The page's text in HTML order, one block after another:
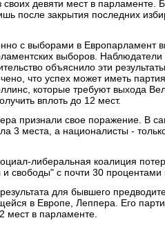
девяти мест в парламенте.
после закрытия последних
с выборами в Европарламент
выборов.
объяснило эти
что успех может иметь
которые требуют выхода
вплоть до 12 мест.
признали свое поражение. В
3 места, а националисты -
либеральная коалиция
свободы" с почти 30 процентами
для бывшего
в Европе, Леппера. Его
мест в парламенте.